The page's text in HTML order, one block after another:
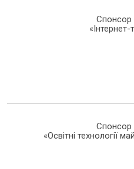
Спонсор
«Інтернет-
Спонсор
«Освітні технології